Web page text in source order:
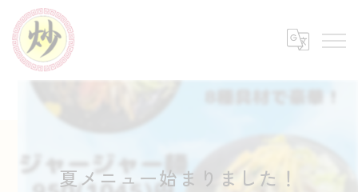
夏メニュー始まりました！